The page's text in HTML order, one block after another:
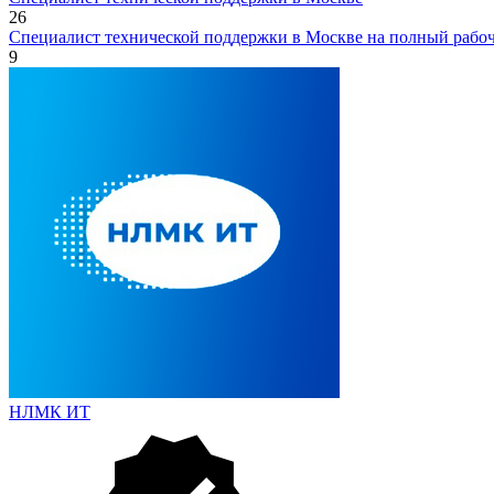
26
Специалист технической поддержки в Москве на полный
9
НЛМК ИТ